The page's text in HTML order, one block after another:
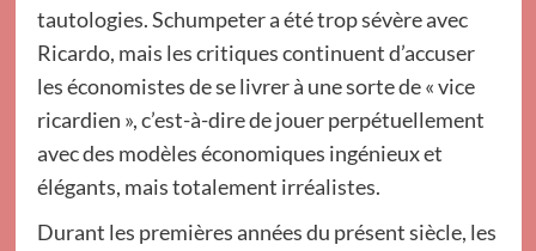
tautologies. Schumpeter a été trop sévère avec
Ricardo, mais les critiques continuent d’accuser
les économistes de se livrer à une sorte de « vice
ricardien », c’est-à-dire de jouer perpétuellement
avec des modèles économiques ingénieux et
élégants, mais totalement irréalistes.
Durant les premières années du présent siècle, les